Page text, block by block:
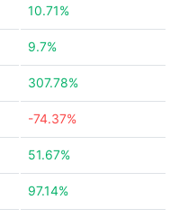
10.71%
9.7%
307.78%
-74.37%
51.67%
97.14%